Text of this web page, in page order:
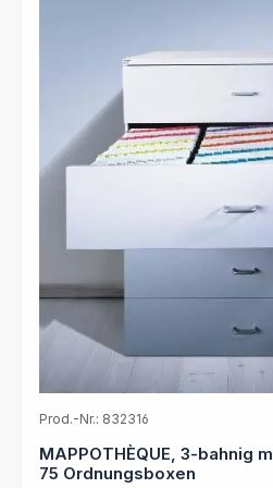
Prod.-Nr.: 832316
MAPPOTHÈQUE, 3-bahnig
75 Ordnungsboxen